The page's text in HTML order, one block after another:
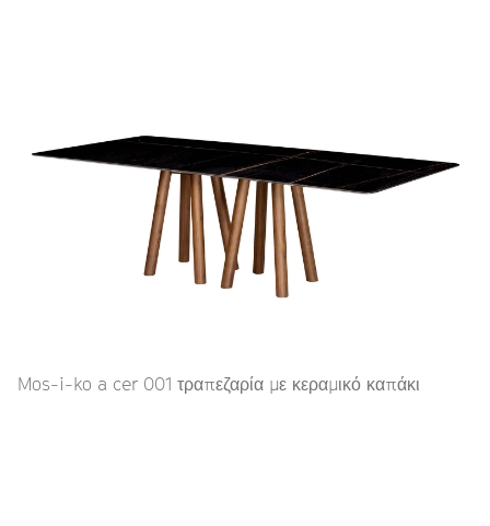
Mos-i-ko a cer 001 τραπεζαρία με κεραμικό καπάκι